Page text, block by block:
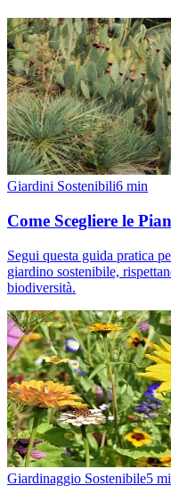
Giardini Sostenibili6 min
Come Scegliere le
Segui questa guida pratica
giardino sostenibile,
biodiversità.
Giardinaggio Sostenibile5